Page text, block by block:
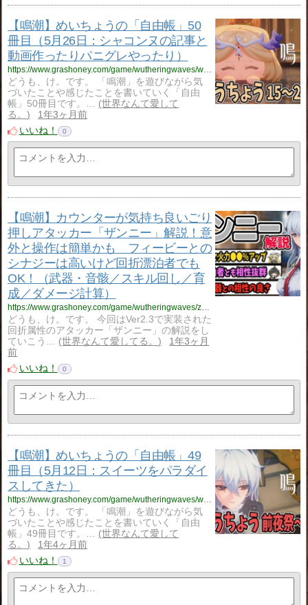
【鳴潮】めいちょうの「自由帳」50
冊目（5月26日：シャコンヌの記事と
動画作ったりパニグレやったり）
https://www.grashoney.com/game/wutheringwaves/wuwa_ziyuu-tyou-50
どうも、け。です。 「鳴潮」を遊びながら気
づいたことや感じたことを書いていく「自由
帳」50冊目です。…
世界なんて愛して
る。
1年3ヶ月前
いいね！
0
【鳴潮】カウンターが気持ち良いごり
押しアタッカー「ザンニー」解説！意
外と操作は簡単かも フィービーとの
シナジーは高いけど回折漂泊者でも
OK！（武器・音骸／スキル回し／育
成／ダメージ計算）
https://www.grashoney.com/game/wutheringwaves/zannnii_kaisetu
どうも、け。です。 今回はVer2.3で実装された
回折属性のアタッカー「ザンニー」の解説をし
ていこう…
世界なんて愛してる。
1年3ヶ月
前
いいね！
0
【鳴潮】めいちょうの「自由帳」49
冊目（5月12日：スイーツをパラダイ
スしてきた）
https://www.grashoney.com/game/wutheringwaves/wuwa_ziyuu-tyou-49
どうも、け。です。 「鳴潮」を遊びながら気
づいたことや感じたことを書いていく「自由
帳」49冊目です。…
世界なんて愛して
る。
1年4ヶ月前
いいね！
1